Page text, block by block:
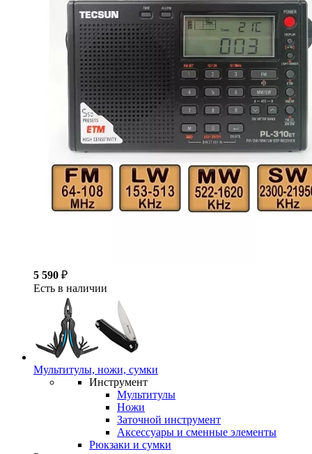
5 590 ₽
Есть в наличии
Мультитулы, ножи, сумки
Инструмент
Мультитулы
Ножи
Заточной инструмент
Аксессуары и сменные элементы
Рюкзаки и сумки